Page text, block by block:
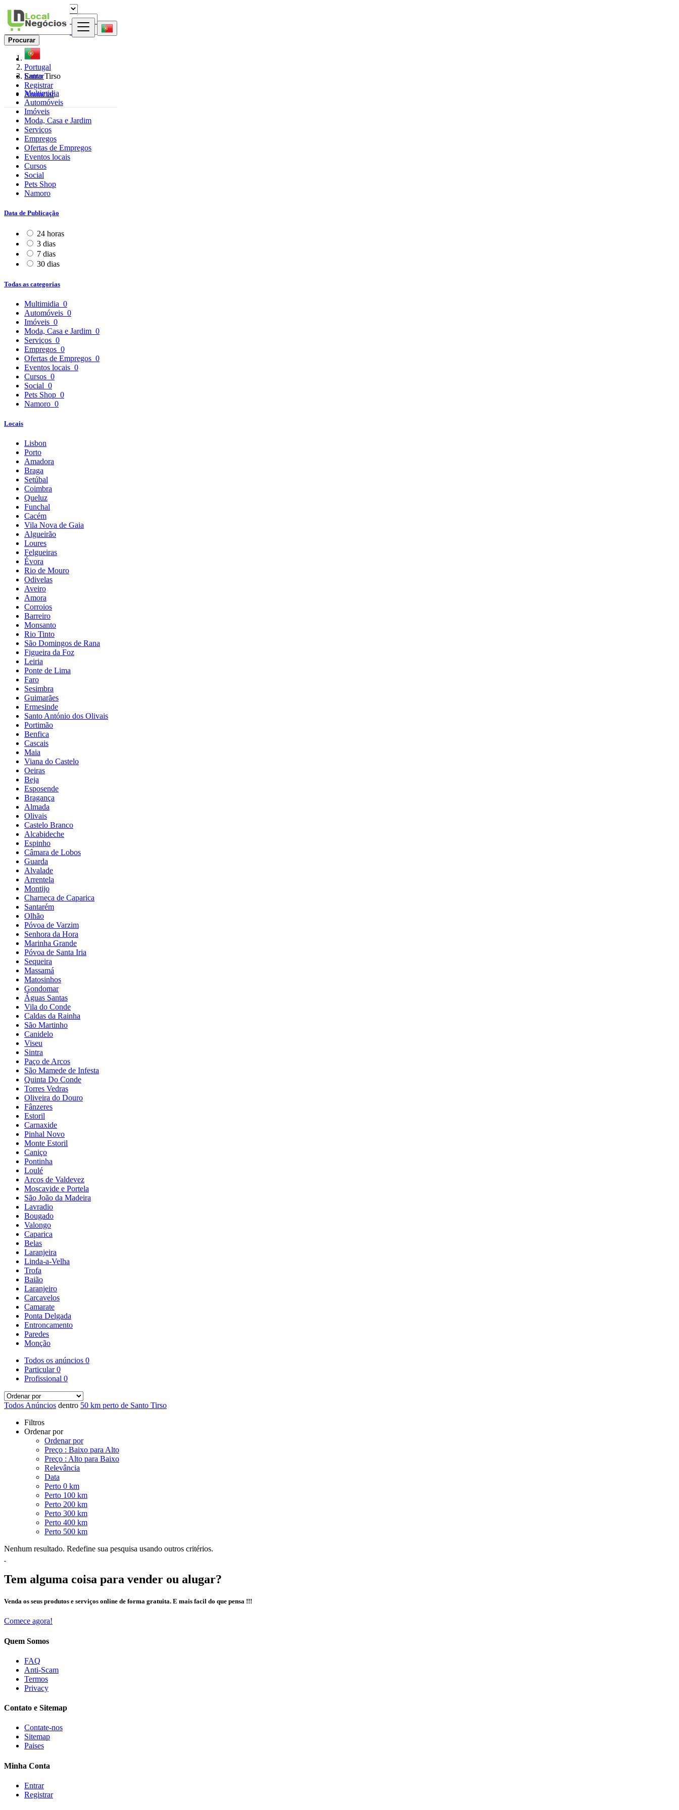
Entrar
Registrar
Anunciar
Procurar
Portugal
Santo Tirso
Multimidia
Automóveis
Imóveis
Moda, Casa e Jardim
Serviços
Empregos
Ofertas de Empregos
Eventos locais
Cursos
Social
Pets Shop
Namoro
Data de Publicação
24 horas
3 dias
7 dias
30 dias
Todas as categorias
Multimidia 0
Automóveis 0
Imóveis 0
Moda, Casa e Jardim 0
Serviços 0
Empregos 0
Ofertas de Empregos 0
Eventos locais 0
Cursos 0
Social 0
Pets Shop 0
Namoro 0
Locais
Lisbon
Porto
Amadora
Braga
Setúbal
Coimbra
Queluz
Funchal
Cacém
Vila Nova de Gaia
Algueirão
Loures
Felgueiras
Évora
Rio de Mouro
Odivelas
Aveiro
Amora
Corroios
Barreiro
Monsanto
Rio Tinto
São Domingos de Rana
Figueira da Foz
Leiria
Ponte de Lima
Faro
Sesimbra
Guimarães
Ermesinde
Santo António dos Olivais
Portimão
Benfica
Cascais
Maia
Viana do Castelo
Oeiras
Beja
Esposende
Bragança
Almada
Olivais
Castelo Branco
Alcabideche
Espinho
Câmara de Lobos
Guarda
Alvalade
Arrentela
Montijo
Charneca de Caparica
Santarém
Olhão
Póvoa de Varzim
Senhora da Hora
Marinha Grande
Póvoa de Santa Iria
Sequeira
Massamá
Matosinhos
Gondomar
Águas Santas
Vila do Conde
Caldas da Rainha
São Martinho
Canidelo
Viseu
Sintra
Paço de Arcos
São Mamede de Infesta
Quinta Do Conde
Torres Vedras
Oliveira do Douro
Fânzeres
Estoril
Carnaxide
Pinhal Novo
Monte Estoril
Caniço
Pontinha
Loulé
Arcos de Valdevez
Moscavide e Portela
São João da Madeira
Lavradio
Bougado
Valongo
Caparica
Belas
Laranjeira
Linda-a-Velha
Trofa
Baião
Laranjeiro
Carcavelos
Camarate
Ponta Delgada
Entroncamento
Paredes
Monção
Todos os anúncios 0
Particular0
Profissional 0
Todos Anúncios dentro 50 km perto de Santo Tirso
Filtros
Ordenar por
Ordenar por
Preço : Baixo para Alto
Preço : Alto para Baixo
Relevância
Data
Perto 0 km
Perto 100 km
Perto 200 km
Perto 300 km
Perto 400 km
Perto 500 km
Nenhum resultado. Redefine sua pesquisa usando outros critérios.
Tem alguma coisa para vender ou alugar?
Venda os seus produtos e serviços online de forma gratuita. E mais facil do que pensa !!!
Comece agora!
Quem Somos
FAQ
Anti-Scam
Termos
Privacy
Contato e Sitemap
Contate-nos
Sitemap
Paises
Minha Conta
Entrar
Registrar